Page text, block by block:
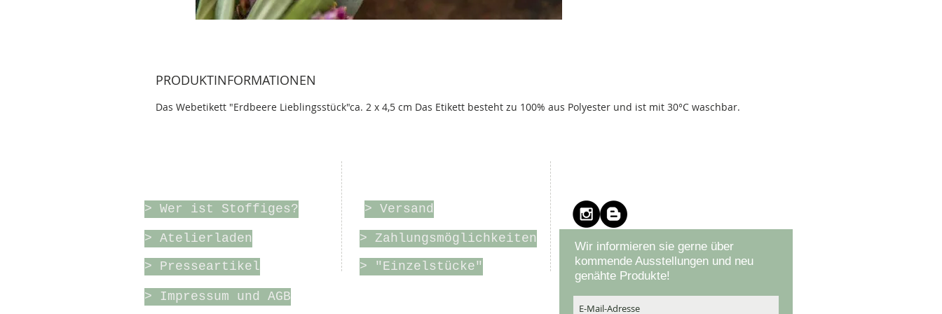
PRODUKTINFORMATIONEN
Das Webetikett "Erdbeere Lieblingsstück"ca. 2 x 4,5 cm Das Etikett besteht zu 100% aus Polyester und ist mit 30°C waschbar.
> Wer ist Stoffiges? > Versand
> Atelierladen
> Presseartikel
> Zahlungsmöglichkeiten
> "Einzelstücke"
Wir informieren sie gerne über
kommende Ausstellungen und neu
genähte Produkte!
> Impressum und AGB